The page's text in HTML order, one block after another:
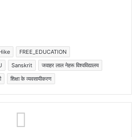
FREE_EDUCATION
Sanskrit
जवाहर लाल नेहरू विश्वविद्यालय
शिक्षा के व्यवसायीकरण